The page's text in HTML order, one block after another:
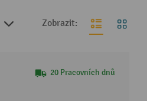
Zobrazit:
20 Pracovních dnů